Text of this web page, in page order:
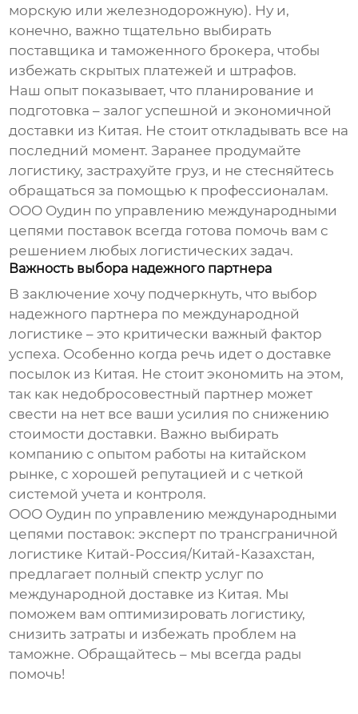
морскую или железнодорожную). Ну и,
конечно, важно тщательно выбирать
поставщика и таможенного брокера, чтобы
избежать скрытых платежей и штрафов.
Наш опыт показывает, что планирование и
подготовка – залог успешной и экономичной
доставки из Китая. Не стоит откладывать все на
последний момент. Заранее продумайте
логистику, застрахуйте груз, и не стесняйтесь
обращаться за помощью к профессионалам.
ООО Оудин по управлению международными
цепями поставок всегда готова помочь вам с
решением любых логистических задач.
Важность выбора надежного партнера
В заключение хочу подчеркнуть, что выбор
надежного партнера по международной
логистике – это критически важный фактор
успеха. Особенно когда речь идет одоставке
посылок из Китая. Не стоит экономить на этом,
так как недобросовестный партнер может
свести на нет все ваши усилия по снижению
стоимости доставки. Важно выбирать
компанию с опытом работы на китайском
рынке, с хорошей репутацией и с четкой
системой учета и контроля.
ООО Оудин по управлению международными
цепями поставок: эксперт по трансграничной
логистике Китай-Россия/Китай-Казахстан,
предлагает полный спектр услуг по
международной доставке из Китая. Мы
поможем вам оптимизировать логистику,
снизить затраты и избежать проблем на
таможне. Обращайтесь – мы всегда рады
помочь!